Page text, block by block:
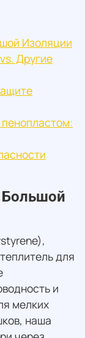
Изоляции
Другие
для
и
мелких
наша